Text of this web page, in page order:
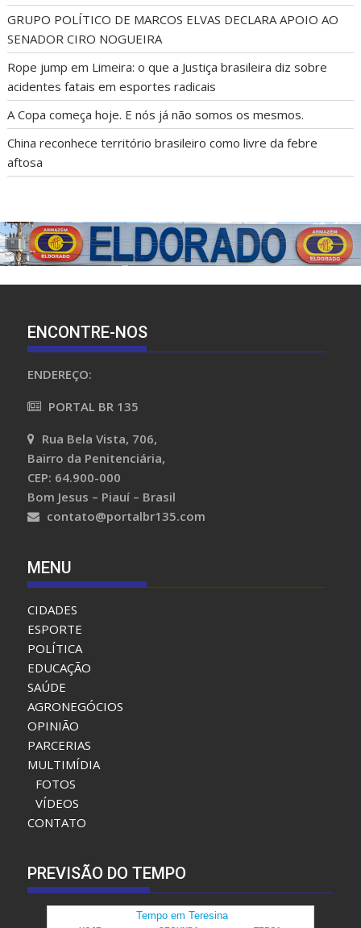
GRUPO POLÍTICO DE MARCOS ELVAS DECLARA APOIO AO
SENADOR CIRO NOGUEIRA
Rope jump em Limeira: o que a Justiça brasileira diz sobre
acidentes fatais em esportes radicais
A Copa começa hoje. E nós já não somos os mesmos.
China reconhece território brasileiro como livre da febre
aftosa
ENCONTRE-NOS
ENDEREÇO:
PORTAL BR 135
Rua Bela Vista, 706,
Bairro da Penitenciária,
CEP: 64.900-000
Bom Jesus – Piauí – Brasil
contato@portalbr135.com
MENU
CIDADES
ESPORTE
POLÍTICA
EDUCAÇÃO
SAÚDE
AGRONEGÓCIOS
OPINIÃO
PARCERIAS
MULTIMÍDIA
FOTOS
VÍDEOS
CONTATO
PREVISÃO DO TEMPO